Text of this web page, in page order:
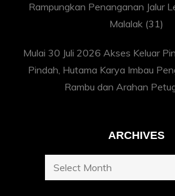
Rampungkan Penanganan Jalur
Malalak (31)
Mulai 30 Juli 2026 Akses Keluar
Pindah, Hutama Karya Imbau
Rambu dan Arahan
ARCHIVES
Archives